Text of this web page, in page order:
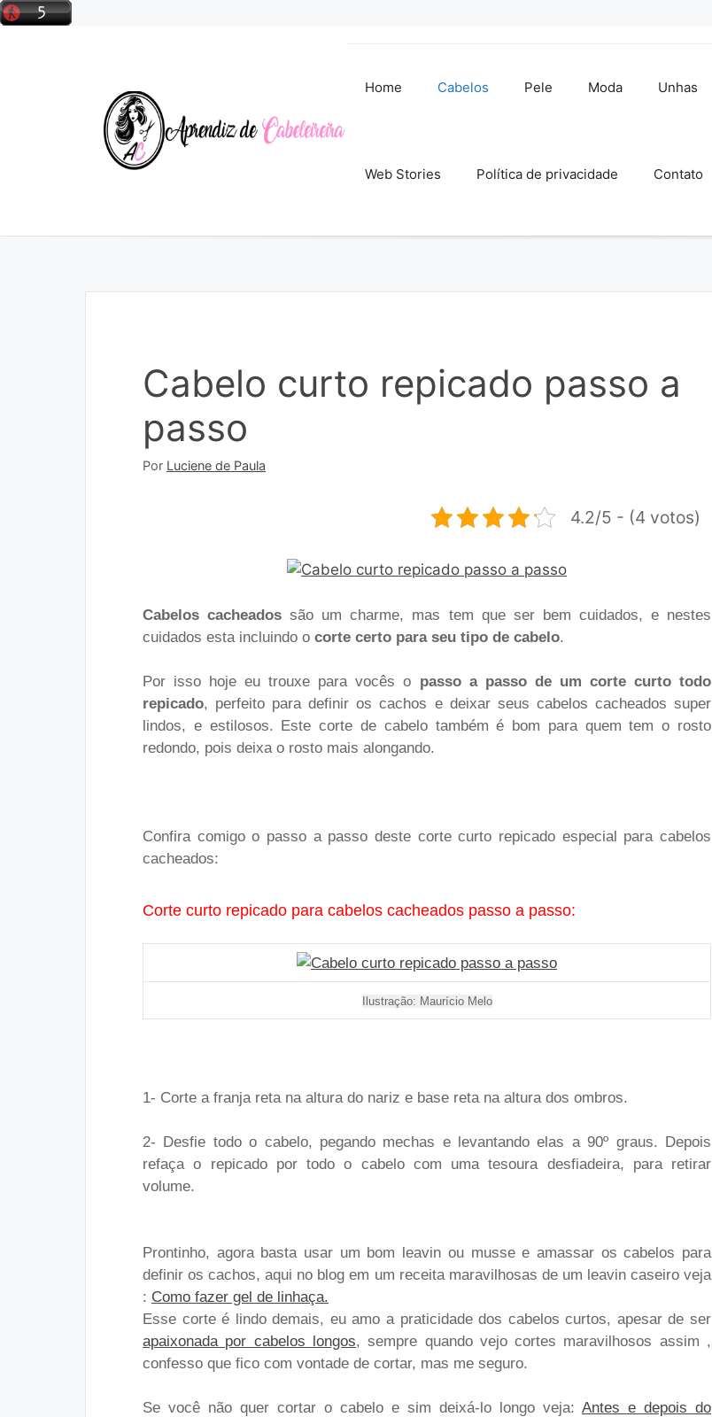
Home Cabelos Pele Moda Unhas
Web Stories Política de privacidade Contato
Cabelo curto repicado passo a
passo
Por Luciene de Paula
4.2/5 - (4 votos)
Cabelos cacheados são um charme, mas tem que ser bem cuidados, e nestes
cuidados esta incluindo o corte certo para seu tipo de cabelo.
Por isso hoje eu trouxe para vocês o passo a passo de um corte curto todo
repicado, perfeito para definir os cachos e deixar seus cabelos cacheados super
lindos, e estilosos. Este corte de cabelo também é bom para quem tem o rosto
redondo, pois deixa o rosto mais alongando.
Confira comigo o passo a passo deste corte curto repicado especial para cabelos
cacheados:
Corte curto repicado para cabelos cacheados passo a passo:
Ilustração: Maurício Melo
1- Corte a franja reta na altura do nariz e base reta na altura dos ombros.
2- Desfie todo o cabelo, pegando mechas e levantando elas a 90º graus. Depois
refaça o repicado por todo o cabelo com uma tesoura desfiadeira, para retirar
volume.
Prontinho, agora basta usar um bom leavin ou musse e amassar os cabelos para
definir os cachos, aqui no blog em um receita maravilhosas de um leavin caseiro veja
: Como fazer gel de linhaça.
Esse corte é lindo demais, eu amo a praticidade dos cabelos curtos, apesar de ser
apaixonada por cabelos longos, sempre quando vejo cortes maravilhosos assim ,
confesso que fico com vontade de cortar, mas me seguro.
Se você não quer cortar o cabelo e sim deixá-lo longo veja: Antes e depois do